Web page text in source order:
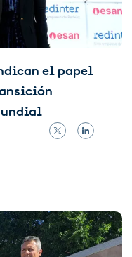
el papel